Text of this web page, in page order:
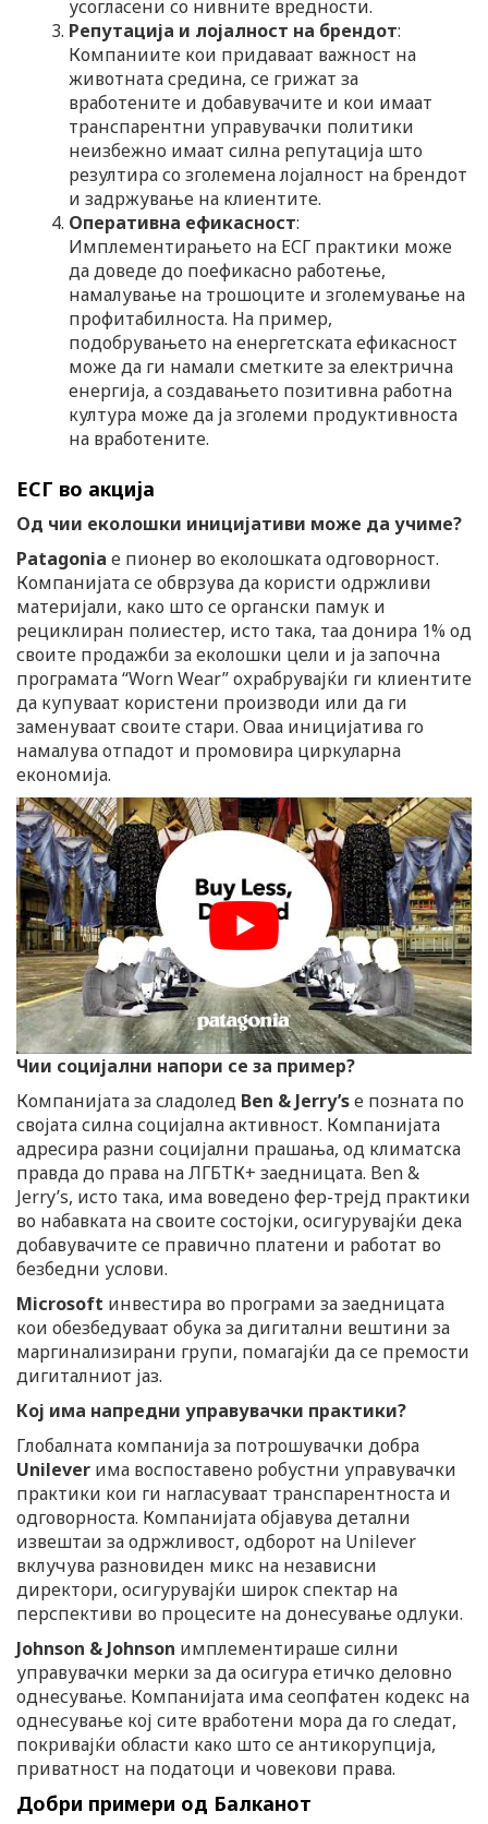
усогласени со нивните вредности.
Репутација и лојалност на брендот:
Компаниите кои придаваат важност на
животната средина, се грижат за
вработените и добавувачите и кои имаат
транспарентни управувачки политики
неизбежно имаат силна репутација што
резултира со зголемена лојалност на брендот
и задржување на клиентите.
Оперативна ефикасност:
Имплементирањето на ЕСГ практики може
да доведе до поефикасно работење,
намалување на трошоците и зголемување на
профитабилноста. На пример,
подобрувањето на енергетската ефикасност
може да ги намали сметките за електрична
енергија, а создавањето позитивна работна
култура може да ја зголеми продуктивноста
на вработените.
ЕСГ во акција
Од чии еколошки иницијативи може да учиме?
Patagonia е пионер во еколошката одговорност.
Компанијата се обврзува да користи одржливи
материјали, како што се органски памук и
рециклиран полиестер, исто така, таа донира 1% од
своите продажби за еколошки цели и ја започна
програмата “Worn Wear” охрабрувајќи ги клиентите
да купуваат користени производи или да ги
заменуваат своите стари. Оваа иницијатива го
намалува отпадот и промовира циркуларна
економија.
Чии социјални напори се за пример?
Компанијата за сладолед Ben & Jerry’sе позната по
својата силна социјална активност. Компанијата
адресира разни социјални прашања, од климатска
правда до права на ЛГБТК+ заедницата. Ben &
Jerry’s, исто така, има воведено фер-трејд практики
во набавката на своите состојки, осигурувајќи дека
добавувачите се правично платени и работат во
безбедни услови.
Microsoft инвестира во програми за заедницата
кои обезбедуваат обука за дигитални вештини за
маргинализирани групи, помагајќи да се премости
дигиталниот јаз.
Кој има напредни управувачки практики?
Глобалната компанија за потрошувачки добра
Unilever има воспоставено робустни управувачки
практики кои ги нагласуваат транспарентноста и
одговорноста. Компанијата објавува детални
извештаи за одржливост, одборот на Unilever
вклучува разновиден микс на независни
директори, осигурувајќи широк спектар на
перспективи во процесите на донесување одлуки.
Johnson & Johnson имплементираше силни
управувачки мерки за да осигура етичко деловно
однесување. Компанијата има сеопфатен кодекс на
однесување кој сите вработени мора да го следат,
покривајќи области како што се антикорупција,
приватност на податоци и човекови права.
Добри примери од Балканот